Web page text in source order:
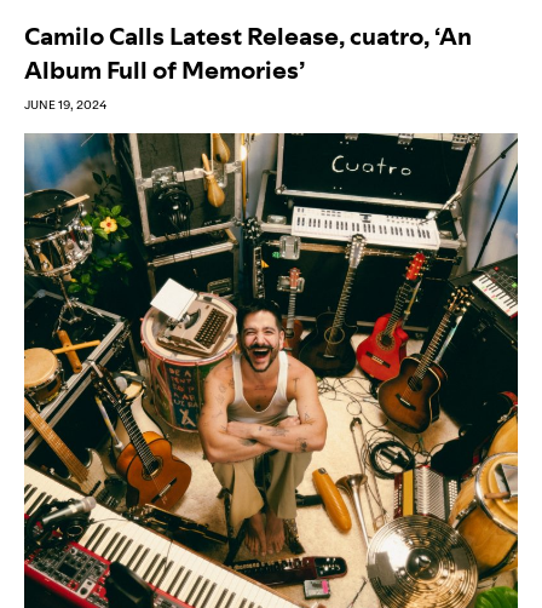
Camilo Calls Latest Release, cuatro, ‘An
Album Full of Memories’
JUNE 19, 2024